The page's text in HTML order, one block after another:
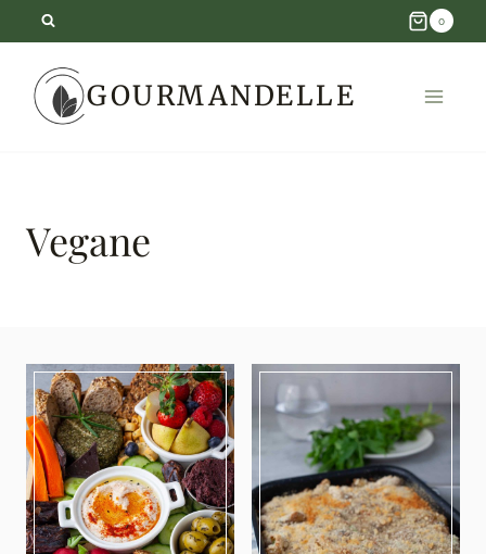
content
0
GOURMANDELLE
Vegane